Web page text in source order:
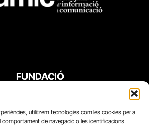
utilitzem tecnologies com les cookies per a
de navegació o les identificacions
FUNDACIÓ